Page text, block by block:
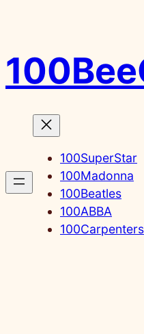
ス
キ
100SuperStar
100Madonna
100Beatles
100ABBA
100Carpenters